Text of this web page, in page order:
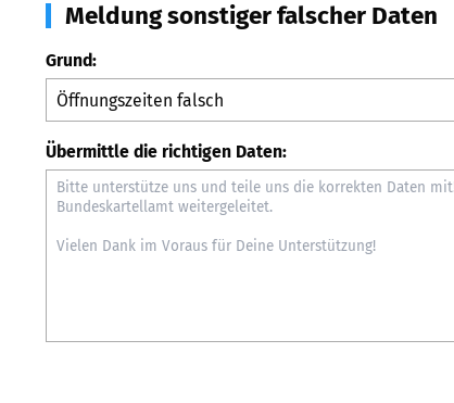
Meldung sonstiger falscher Daten
Grund:
Übermittle die richtigen Daten: